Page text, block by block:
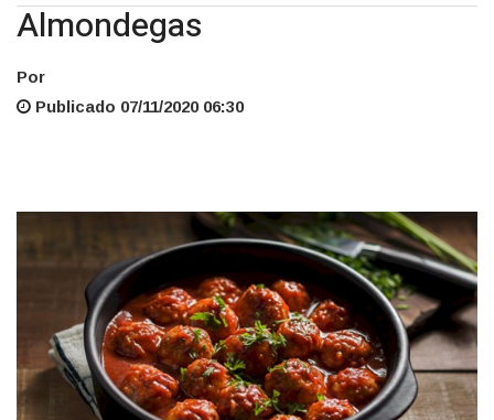
Almondegas
Por
Publicado 07/11/2020 06:30